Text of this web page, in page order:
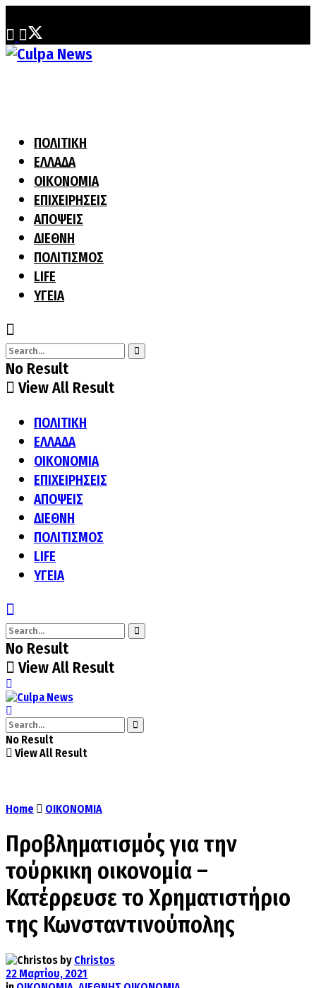
ΠΟΛΙΤΙΚΗ
ΕΛΛΑΔΑ
ΟΙΚΟΝΟΜΙΑ
ΕΠΙΧΕΙΡΗΣΕΙΣ
ΑΠΟΨΕΙΣ
ΔΙΕΘΝΗ
ΠΟΛΙΤΙΣΜΟΣ
LIFE
ΥΓΕΙΑ
No Result
View All Result
ΠΟΛΙΤΙΚΗ
ΕΛΛΑΔΑ
ΟΙΚΟΝΟΜΙΑ
ΕΠΙΧΕΙΡΗΣΕΙΣ
ΑΠΟΨΕΙΣ
ΔΙΕΘΝΗ
ΠΟΛΙΤΙΣΜΟΣ
LIFE
ΥΓΕΙΑ
No Result
View All Result
No Result
View All Result
Home ΟΙΚΟΝΟΜΙΑ
Προβληματισμός για την
τούρκικη οικονομία –
Κατέρρευσε το Χρηματιστήριο
της Κωνσταντινούπολης
by Christos
22 Μαρτίου, 2021